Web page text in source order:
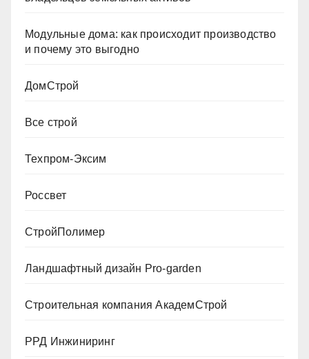
Модульные дома: как происходит производство
и почему это выгодно
ДомСтрой
Все строй
Техпром-Эксим
Россвет
СтройПолимер
Ландшафтный дизайн Pro-garden
Строительная компания АкадемСтрой
РРД Инжиниринг